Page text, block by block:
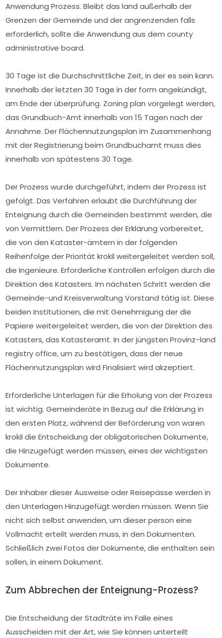
Anwendung Prozess. Bleibt das land außerhalb der
Grenzen der Gemeinde und der angrenzenden falls
erforderlich, sollte die Anwendung aus dem county
administrative board.
30 Tage ist die Durchschnittliche Zeit, in der es sein kann.
Innerhalb der letzten 30 Tage in der form angekündigt,
am Ende der überprüfung. Zoning plan vorgelegt werden,
das Grundbuch-Amt innerhalb von 15 Tagen nach der
Annahme. Der Flächennutzungsplan im Zusammenhang
mit der Registrierung beim Grundbuchamt muss dies
innerhalb von spätestens 30 Tage.
Der Prozess wurde durchgeführt, indem der Prozess ist
gefolgt. Das Verfahren erlaubt die Durchführung der
Enteignung durch die Gemeinden bestimmt werden, die
von Vermittlern. Der Prozess der Erklärung vorbereitet,
die von den Kataster-ämtern in der folgenden
Reihenfolge der Priorität krokil weitergeleitet werden soll,
die Ingenieure. Erforderliche Kontrollen erfolgen durch die
Direktion des Katasters. Im nächsten Schritt werden die
Gemeinde-und Kreisverwaltung Vorstand tätig ist. Diese
beiden Institutionen, die mit Genehmigung der die
Papiere weitergeleitet werden, die von der Direktion des
Katasters, das Katasteramt. In der jüngsten Provinz-land
registry office, um zu bestätigen, dass der neue
Flächennutzungsplan wird Finalisiert wird akzeptiert.
Erforderliche Unterlagen für die Erholung von der Prozess
ist wichtig. Gemeinderäte in Bezug auf die Erklärung in
den ersten Platz, während der Beförderung von waren
krokil die Entscheidung der obligatorischen Dokumente,
die Hinzugefügt werden müssen, eines der wichtigsten
Dokumente.
Der Inhaber dieser Ausweise oder Reisepässe werden in
den Unterlagen Hinzugefügt werden müssen. Wenn Sie
nicht sich selbst anwenden, um dieser person eine
Vollmacht erteilt werden muss, in den Dokumenten.
Schließlich zwei Fotos der Dokumente, die enthalten sein
sollen, in einem Dokument.
Zum Abbrechen der Enteignung-Prozess?
Die Entscheidung der Stadträte im Falle eines
Ausscheiden mit der Art, wie Sie können unterteilt